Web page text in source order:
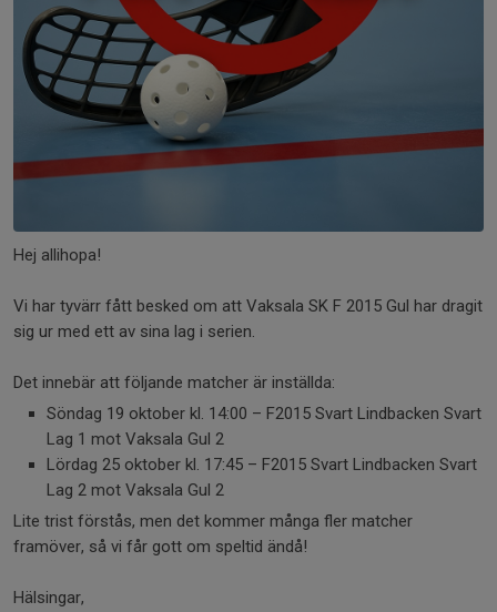
Hej allihopa!
Vi har tyvärr fått besked om att Vaksala SK F 2015 Gul har dragit
sig ur med ett av sina lag i serien.
Det innebär att följande matcher är inställda:
Söndag 19 oktober kl. 14:00 – F2015 Svart Lindbacken Svart
Lag 1 mot Vaksala Gul 2
Lördag 25 oktober kl. 17:45 – F2015 Svart Lindbacken Svart
Lag 2 mot Vaksala Gul 2
Lite trist förstås, men det kommer många fler matcher
framöver, så vi får gott om speltid ändå!
Hälsingar,